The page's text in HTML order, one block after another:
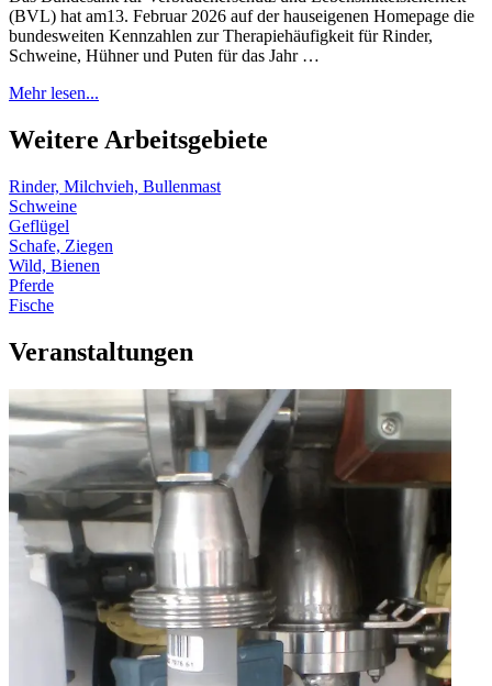
(BVL) hat am13. Februar 2026 auf der hauseigenen Homepage die
bundesweiten Kennzahlen zur Therapiehäufigkeit für Rinder,
Schweine, Hühner und Puten für das Jahr …
Mehr lesen...
Weitere Arbeitsgebiete
Rinder, Milchvieh, Bullenmast
Schweine
Geflügel
Schafe, Ziegen
Wild, Bienen
Pferde
Fische
Veranstaltungen